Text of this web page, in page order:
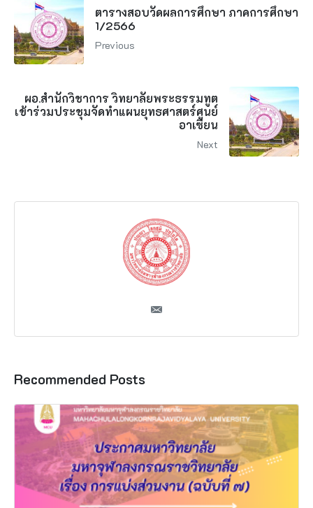
ตารางสอบวัดผลการศึกษา ภาคการศึกษา
1/2566
Previous
ผอ.สำนักวิชาการ วิทยาลัยพระธรรมทูต
เข้าร่วมประชุมจัดทำแผนยุทธศาสตร์ศูนย์
อาเซียน
Next
Recommended Posts